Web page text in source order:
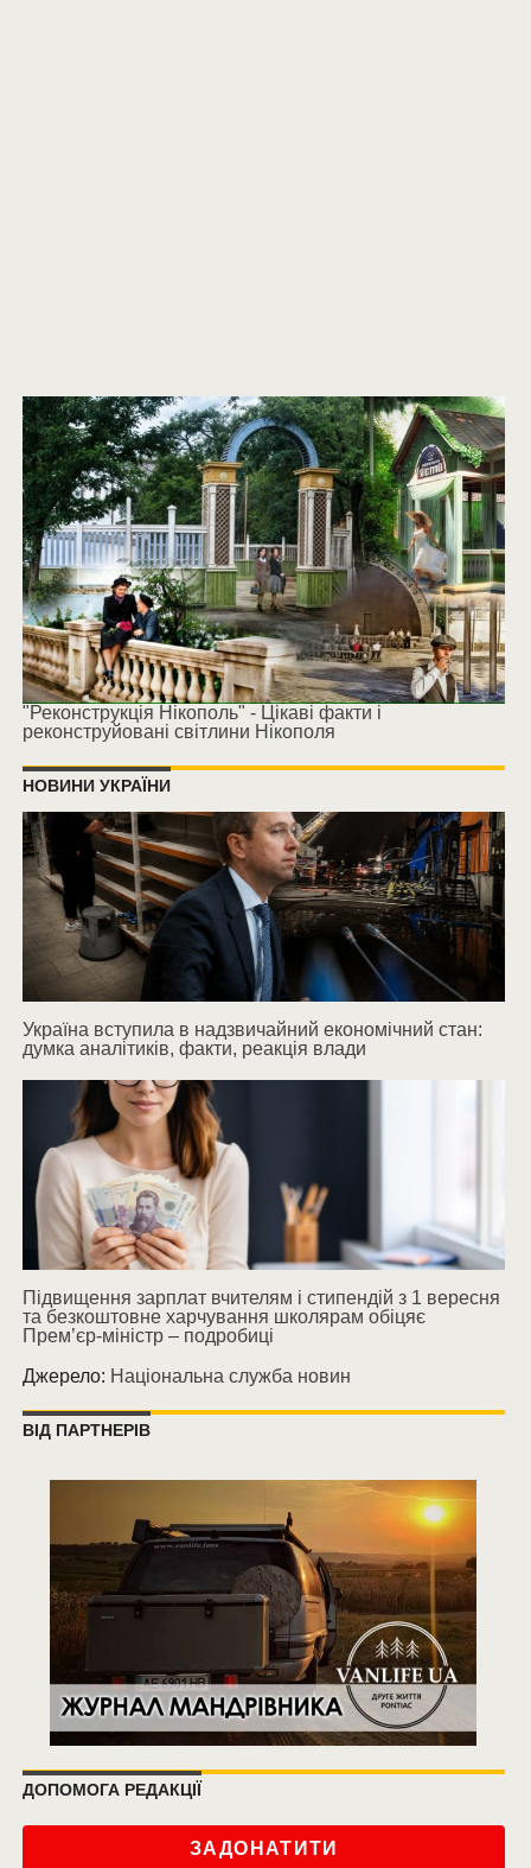
"Реконструкція Нікополь" - Цікаві факти і
реконструйовані світлини Нікополя
НОВИНИ УКРАЇНИ
Україна вступила в надзвичайний економічний стан:
думка аналітиків, факти, реакція влади
Підвищення зарплат вчителям і стипендій з 1 вересня
та безкоштовне харчування школярам обіцяє
Прем’єр-міністр – подробиці
Джерело: Національна служба новин
ВІД ПАРТНЕРІВ
ДОПОМОГА РЕДАКЦІЇ
ЗАДОНАТИТИ